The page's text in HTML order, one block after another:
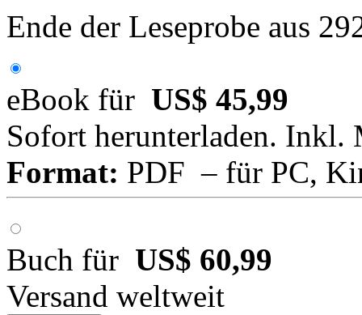
Ende der Leseprobe aus
eBook für US$ 45,99
Sofort herunterladen. Inkl.
Format: PDF – für PC,
Buch für US$ 60,99
Versand weltweit